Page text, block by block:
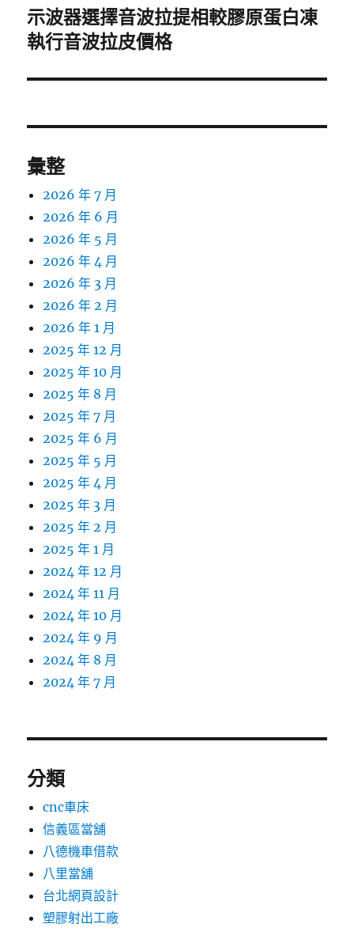
下
一
文
示波器選擇音波拉提相較膠原蛋白凍
執行音波拉皮價格
彙整
2026 年 7 月
2026 年 6 月
2026 年 5 月
2026 年 4 月
2026 年 3 月
2026 年 2 月
2026 年 1 月
2025 年 12 月
2025 年 10 月
2025 年 8 月
2025 年 7 月
2025 年 6 月
2025 年 5 月
2025 年 4 月
2025 年 3 月
2025 年 2 月
2025 年 1 月
2024 年 12 月
2024 年 11 月
2024 年 10 月
2024 年 9 月
2024 年 8 月
2024 年 7 月
分類
cnc車床
信義區當舖
八德機車借款
八里當舖
台北網頁設計
塑膠射出工廠